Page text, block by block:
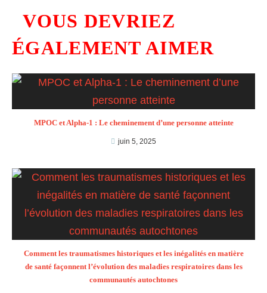
VOUS DEVRIEZ
ÉGALEMENT AIMER
MPOC et Alpha-1 : Le cheminement d’une personne atteinte
juin 5, 2025
Comment les traumatismes historiques et les inégalités en matière
de santé façonnent l’évolution des maladies respiratoires dans les
communautés autochtones